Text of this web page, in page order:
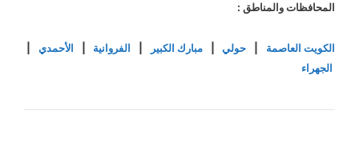
المحافظات والمناطق :
الكويت العاصمة حولي|مبارك الكبير الفروانية الأحمدي
الجهراء